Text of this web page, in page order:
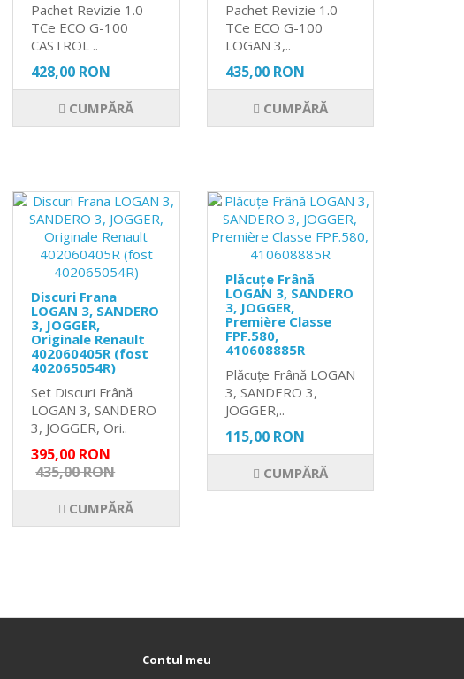
Pachet Revizie 1.0
TCe ECO G-100
CASTROL ..
428,00 RON
CUMPĂRĂ
Pachet Revizie 1.0
TCe ECO G-100
LOGAN 3,..
435,00 RON
CUMPĂRĂ
Discuri Frana
LOGAN 3, SANDERO
3, JOGGER,
Originale Renault
402060405R (fost
402065054R)
Set Discuri Frână
LOGAN 3, SANDERO
3, JOGGER, Ori..
395,00 RON
435,00 RON
CUMPĂRĂ
Plăcuțe Frână
LOGAN 3, SANDERO
3, JOGGER,
Première Classe
FPF.580,
410608885R
Plăcuțe Frână LOGAN
3, SANDERO 3,
JOGGER,..
115,00 RON
CUMPĂRĂ
Contul meu